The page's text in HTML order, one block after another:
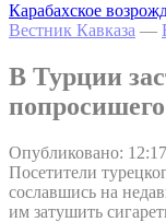
Карабахское
Вестник Кавказа —
В Турции
Опубликовано:
Посетители
сославшись на
им затушить